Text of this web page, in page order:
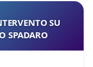
SU
SPADARO